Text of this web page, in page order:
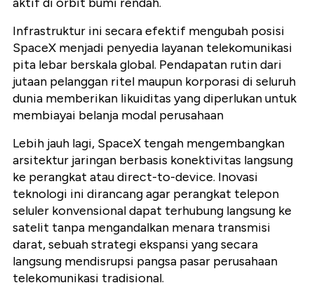
Infrastruktur ini secara efektif mengubah posisi
SpaceX menjadi penyedia layanan telekomunikasi
pita lebar berskala global. Pendapatan rutin dari
jutaan pelanggan ritel maupun korporasi di seluruh
dunia memberikan likuiditas yang diperlukan untuk
membiayai belanja modal perusahaan
Lebih jauh lagi, SpaceX tengah mengembangkan
arsitektur jaringan berbasis konektivitas langsung
ke perangkat atau direct-to-device. Inovasi
teknologi ini dirancang agar perangkat telepon
seluler konvensional dapat terhubung langsung ke
satelit tanpa mengandalkan menara transmisi
darat, sebuah strategi ekspansi yang secara
langsung mendisrupsi pangsa pasar perusahaan
telekomunikasi tradisional.